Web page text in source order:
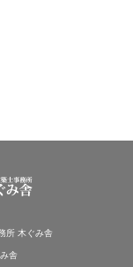
所 木ぐみ舎
舎